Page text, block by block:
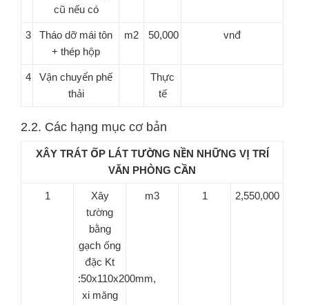
cũ nếu có
3
Tháo dỡ mái tôn
+ thép hộp
m2 50,000 vnđ
4
Vận chuyển phế
thải
Thực
tế
2.2. Các hạng mục cơ bản
XÂY TRÁT ỐP LÁT TƯỜNG NỀN NHỮNG VỊ TRÍ
VĂN PHÒNG CẦN
1
Xây
tường
bằng
gạch ống
đặc Kt
:50x110x200mm,
xi măng
m3 1 2,550,000